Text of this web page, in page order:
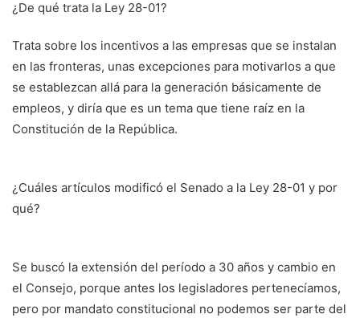
¿De qué trata la Ley 28-01?
Trata sobre los incentivos a las empresas que se instalan
en las fronteras, unas excepciones para motivarlos a que
se establezcan allá para la generación básicamente de
empleos, y diría que es un tema que tiene raíz en la
Constitución de la República.
¿Cuáles artículos modificó el Senado a la Ley 28-01 y por
qué?
Se buscó la extensión del período a 30 años y cambio en
el Consejo, porque antes los legisladores pertenecíamos,
pero por mandato constitucional no podemos ser parte del